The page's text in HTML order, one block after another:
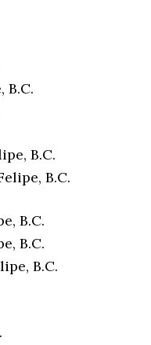
B.C.
B.C.
B.C.
B.C.
B.C.
B.C.